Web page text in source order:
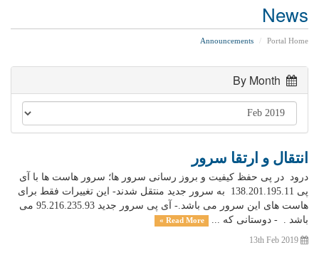
News
Portal Home
Announcements
انتقال و ارتقا سرور
درود در پی حفظ کیفیت و بروز رسانی سرور ها؛ سرور هاست ها با آی
پی 138.201.195.11 به سرور جدید منتقل شدند- این تغییرات فقط برای
هاست های این سرور می باشد.- آی پی سرور جدید 95.216.235.93 می
باشد . - دوستانی که ...
Read More »